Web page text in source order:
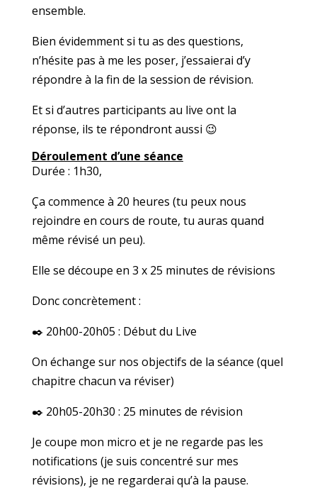
ensemble.
Bien évidemment si tu as des questions,
n’hésite pas à me les poser, j’essaierai d’y
répondre à la fin de la session de révision.
Et si d’autres participants au live ont la
réponse, ils te répondront aussi 😉
Déroulement d’une séance
Durée : 1h30,
Ça commence à 20 heures (tu peux nous
rejoindre en cours de route, tu auras quand
même révisé un peu).
Elle se découpe en 3 x 25 minutes de révisions
Donc concrètement :
✒️ 20h00-20h05 : Début du Live
On échange sur nos objectifs de la séance (quel
chapitre chacun va réviser)
✒️ 20h05-20h30 : 25 minutes de révision
Je coupe mon micro et je ne regarde pas les
notifications (je suis concentré sur mes
révisions), je ne regarderai qu’à la pause.